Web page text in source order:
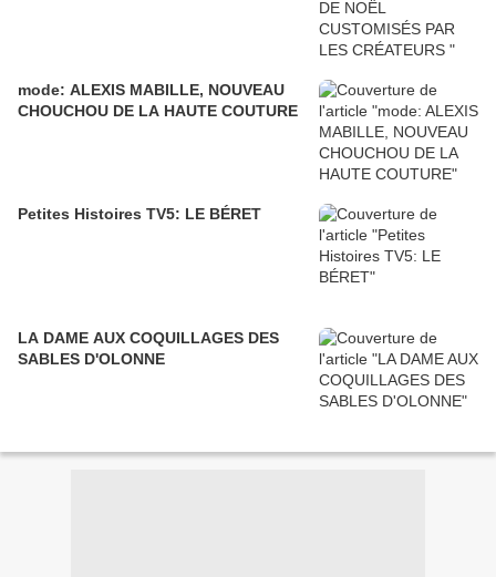
mode: ALEXIS MABILLE, NOUVEAU
CHOUCHOU DE LA HAUTE COUTURE
Petites Histoires TV5: LE BÉRET
LA DAME AUX COQUILLAGES DES
SABLES D'OLONNE